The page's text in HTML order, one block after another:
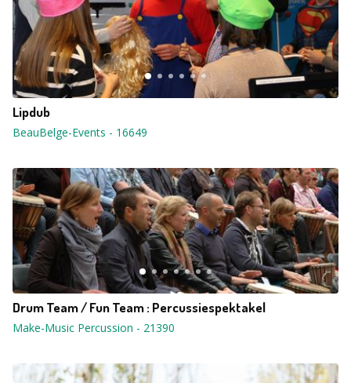
Lipdub
BeauBelge-Events - 16649
Drum Team / Fun Team : Percussiespektakel
Make-Music Percussion - 21390